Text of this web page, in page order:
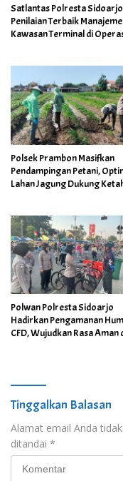
Satlantas Polresta
Penilaian Terbaik
Kawasan Terminal di
Polsek Prambon Masifkan
Pendampingan Petani,
Lahan Jagung Dukung
Polwan Polresta Sidoarjo
Hadirkan Pengamanan
CFD, Wujudkan Rasa Aman
Tinggalkan Balasan
Alamat email Anda
ditandai *